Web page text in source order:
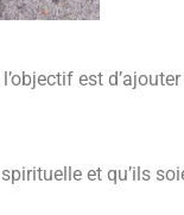
est
et qu’ils